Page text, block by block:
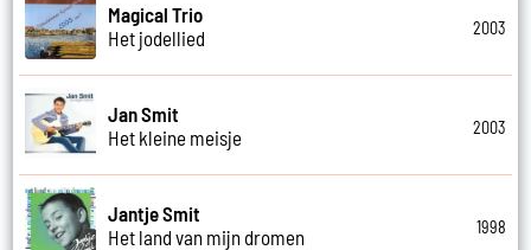
Magical Trio
Het jodellied
2003
Jan Smit
Het kleine meisje
2003
Jantje Smit
Het land van mijn dromen
1998